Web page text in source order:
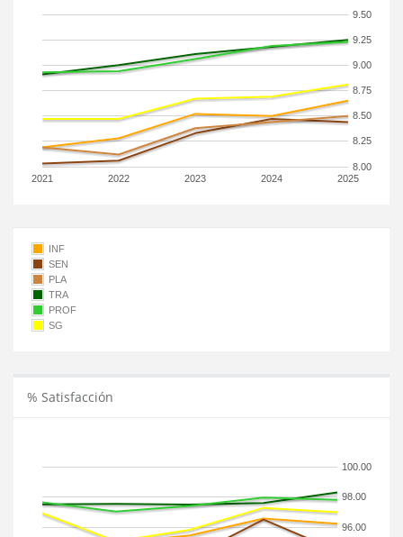
2021 2022 2023 2024 2025
8.00
8.25
8.50
8.75
9.00
9.25
9.50
INF
SEN
PLA
TRA
PROF
SG
% Satisfacción
96.00
98.00
100.00